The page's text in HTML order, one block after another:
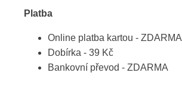
Platba
Online platba kartou - ZDARMA
Dobírka - 39 Kč
Bankovní převod - ZDARMA